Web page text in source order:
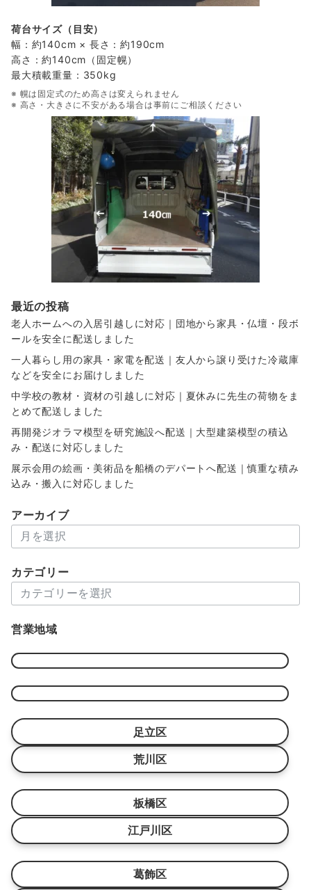
荷台サイズ（目安）
幅：約140cm × 長さ：約190cm
高さ：約140cm（固定幌）
最大積載重量：350kg
※ 幌は固定式のため高さは変えられません
※ 高さ・大きさに不安がある場合は事前にご相談ください
最近の投稿
老人ホームへの入居引越しに対応｜団地から家具・仏壇・段ボ
ールを安全に配送しました
一人暮らし用の家具・家電を配送｜友人から譲り受けた冷蔵庫
などを安全にお届けしました
中学校の教材・資材の引越しに対応｜夏休みに先生の荷物をま
とめて配送しました
再開発ジオラマ模型を研究施設へ配送｜大型建築模型の積込
み・配送に対応しました
展示会用の絵画・美術品を船橋のデパートへ配送｜慎重な積み
込み・搬入に対応しました
アーカイブ
ー
イ
カテゴリー
テ
リ
営業地域
足立区
荒川区
板橋区
江戸川区
葛飾区